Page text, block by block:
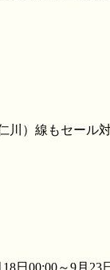
）線もセール